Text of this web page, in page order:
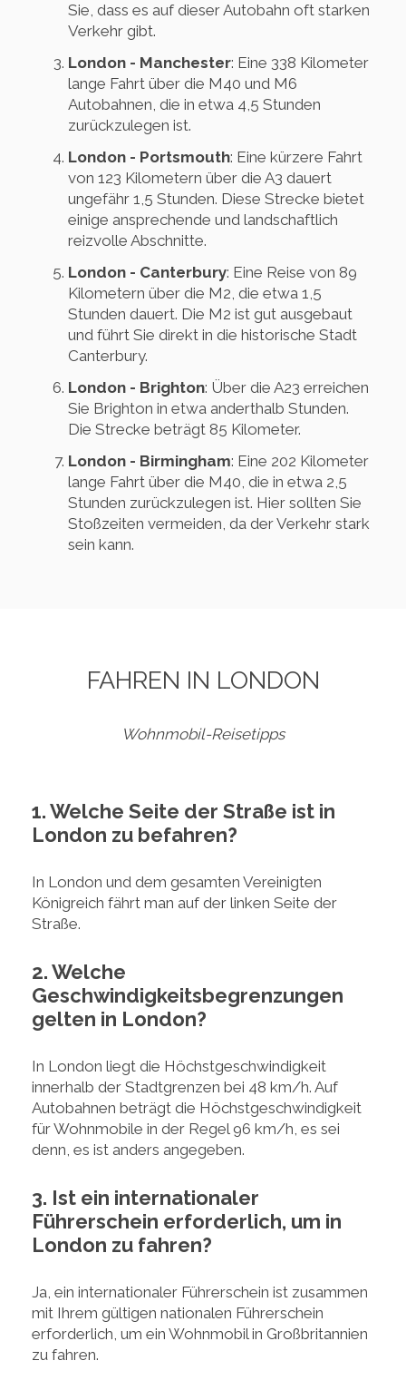
Sie, dass es auf dieser Autobahn oft starken
Verkehr gibt.
London - Manchester: Eine 338 Kilometer
lange Fahrt über die M40 und M6
Autobahnen, die in etwa 4,5 Stunden
zurückzulegen ist.
London - Portsmouth: Eine kürzere Fahrt
von 123 Kilometern über die A3 dauert
ungefähr 1,5 Stunden. Diese Strecke bietet
einige ansprechende und landschaftlich
reizvolle Abschnitte.
London - Canterbury: Eine Reise von 89
Kilometern über die M2, die etwa 1,5
Stunden dauert. Die M2 ist gut ausgebaut
und führt Sie direkt in die historische Stadt
Canterbury.
London - Brighton: Über die A23 erreichen
Sie Brighton in etwa anderthalb Stunden.
Die Strecke beträgt 85 Kilometer.
London - Birmingham: Eine 202 Kilometer
lange Fahrt über die M40, die in etwa 2,5
Stunden zurückzulegen ist. Hier sollten Sie
Stoßzeiten vermeiden, da der Verkehr stark
sein kann.
FAHREN IN LONDON
Wohnmobil-Reisetipps
1. Welche Seite der Straße ist in
London zu befahren?
In London und dem gesamten Vereinigten
Königreich fährt man auf der linken Seite der
Straße.
2. Welche
Geschwindigkeitsbegrenzungen
gelten in London?
In London liegt die Höchstgeschwindigkeit
innerhalb der Stadtgrenzen bei 48 km/h. Auf
Autobahnen beträgt die Höchstgeschwindigkeit
für Wohnmobile in der Regel 96 km/h, es sei
denn, es ist anders angegeben.
3. Ist ein internationaler
Führerschein erforderlich, um in
London zu fahren?
Ja, ein internationaler Führerschein ist zusammen
mit Ihrem gültigen nationalen Führerschein
erforderlich, um ein Wohnmobil in Großbritannien
zu fahren.